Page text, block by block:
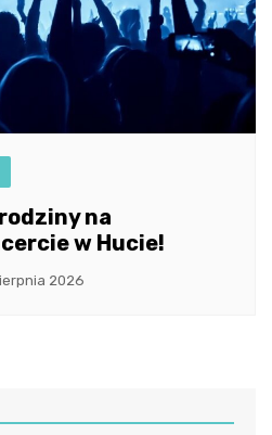
na
w Hucie!
2026